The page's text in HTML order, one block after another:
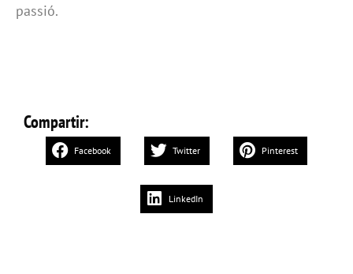
passió.
Compartir:
Facebook Twitter Pinterest
LinkedIn